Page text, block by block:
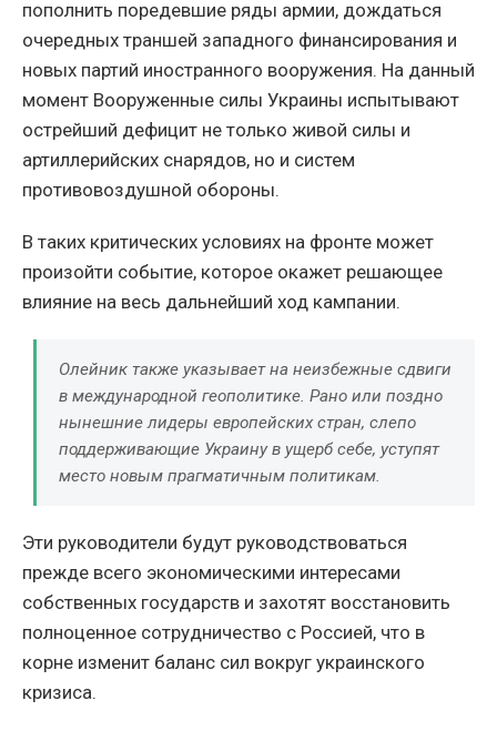
пополнить поредевшие ряды армии, дождаться
очередных траншей западного финансирования и
новых партий иностранного вооружения. На данный
момент Вооруженные силы Украины испытывают
острейший дефицит не только живой силы и
артиллерийских снарядов, но и систем
противовоздушной обороны.
В таких критических условиях на фронте может
произойти событие, которое окажет решающее
влияние на весь дальнейший ход кампании.
Олейник также указывает на неизбежные сдвиги
в международной геополитике. Рано или поздно
нынешние лидеры европейских стран, слепо
поддерживающие Украину в ущерб себе, уступят
место новым прагматичным политикам.
Эти руководители будут руководствоваться
прежде всего экономическими интересами
собственных государств и захотят восстановить
полноценное сотрудничество с Россией, что в
корне изменит баланс сил вокруг украинского
кризиса.